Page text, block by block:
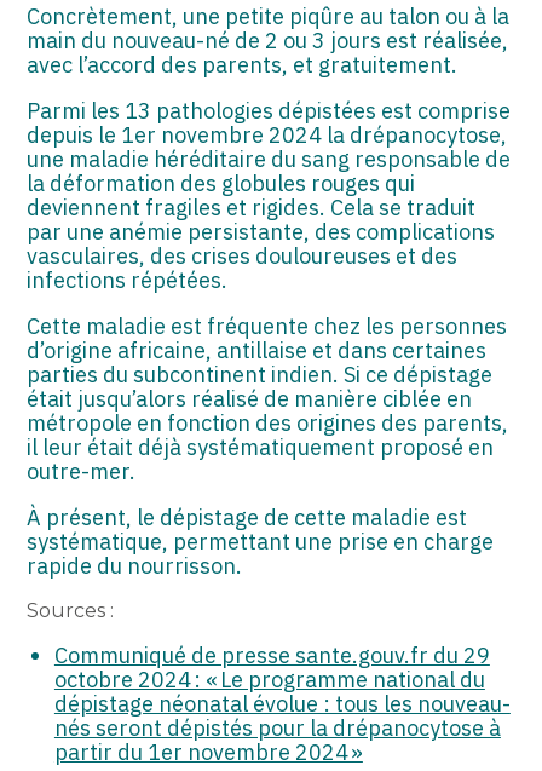
SECTEUR AUDIOVISUEL
Concrètement, une petite piqûre au talon ou à la
main du nouveau-né de 2 ou 3 jours est réalisée,
avec l’accord des parents, et gratuitement.
Parmi les 13 pathologies dépistées est comprise
depuis le 1er novembre 2024 la drépanocytose,
une maladie héréditaire du sang responsable de
la déformation des globules rouges qui
deviennent fragiles et rigides. Cela se traduit
par une anémie persistante, des complications
vasculaires, des crises douloureuses et des
infections répétées.
Cette maladie est fréquente chez les personnes
d’origine africaine, antillaise et dans certaines
parties du subcontinent indien. Si ce dépistage
était jusqu’alors réalisé de manière ciblée en
métropole en fonction des origines des parents,
il leur était déjà systématiquement proposé en
outre-mer.
À présent, le dépistage de cette maladie est
systématique, permettant une prise en charge
rapide du nourrisson.
Sources :
Communiqué de presse sante.gouv.fr du 29
octobre 2024 : « Le programme national du
dépistage néonatal évolue : tous les nouveau-
nés seront dépistés pour la drépanocytose à
partir du 1er novembre 2024 »